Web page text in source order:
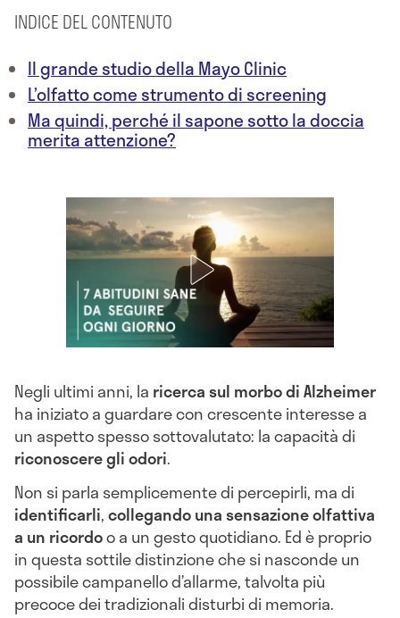
INDICE DEL CONTENUTO
Il grande studio della Mayo Clinic
L’olfatto come strumento di screening
Ma quindi, perché il sapone sotto la doccia
merita attenzione?
Negli ultimi anni, la ricerca sul morbo di Alzheimer
ha iniziato a guardare con crescente interesse a
un aspetto spesso sottovalutato: la capacità di
riconoscere gli odori.
Non si parla semplicemente di percepirli, ma di
identificarli,collegando una sensazione olfattiva
a un ricordoo a un gesto quotidiano. Ed è proprio
in questa sottile distinzione che si nasconde un
possibile campanello d’allarme, talvolta più
precoce dei tradizionali disturbi di memoria.